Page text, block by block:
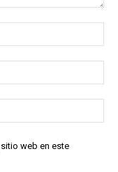
web en este